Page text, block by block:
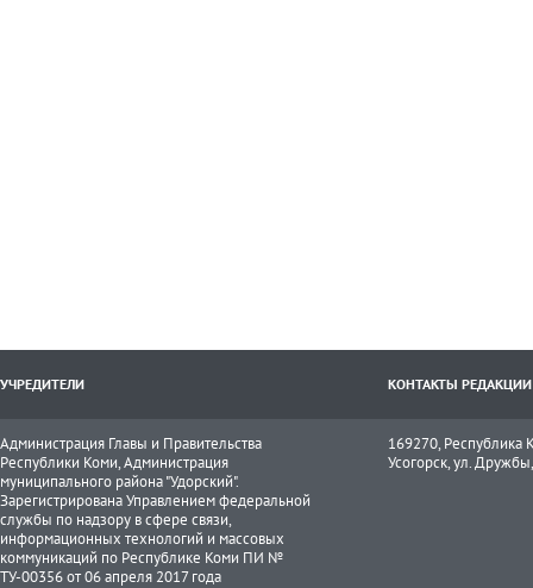
УЧРЕДИТЕЛИ КОНТАКТЫ РЕДАКЦИИ
Администрация Главы и Правительства
Республики Коми, Администрация
муниципального района "Удорский".
Зарегистрирована Управлением федеральной
службы по надзору в сфере связи,
информационных технологий и массовых
коммуникаций по Республике Коми ПИ №
ТУ-00356 от 06 апреля 2017 года
169270, Республика
Усогорск, ул.